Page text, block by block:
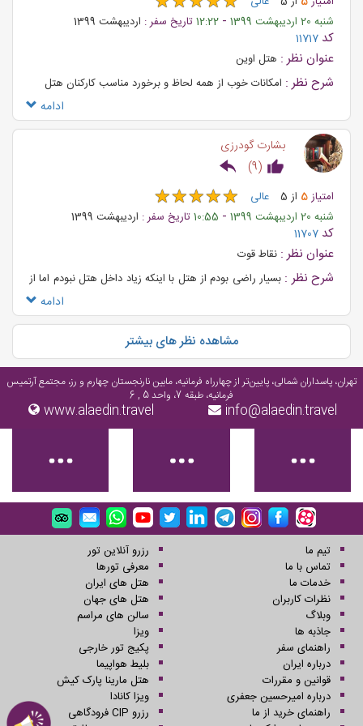
می‌توانید رزور خود را به صورت آنلاین در صفحه
رزرو هتل های داخلی
بگیرید و رزرو خود را به تیم رزرو هتل علاالدین تراول بسپارید و با
خیالی آسوده در پایتخت اقامت داشته باشید.
شنبه 20 اردیبهشت 1399 -
12:22تاریخ سفر : اردیبهشت 1399
کد 11717
عنوان نظر : هتل اوين
شرح نظر : امكانات خوب از همه لحاظ و برخورد مناسب كاركنان هتل
ادامه
بشارت گودرزی
(
9
)
امتیاز5 از 5 عالی ★★★★★
★★★★★
شنبه 20 اردیبهشت 1399 -
10:55تاریخ سفر : اردیبهشت 1399
کد 11707
عنوان نظر : نقاط قوت
شرح نظر : بسیار راضی بودم از هتل با اینکه زیاد داخل هتل نبودم اما از
نظر امکانات خوب بود رستوران و کافی شاپ ۲۴ ساعته بود بهترین نکته
مثبت تراس داشت فری اسموک بود برخورد پرسنل خوب بود
ادامه
مشاهده نظر های بیشتر
تهران، پاسداران شمالی، پایین‌تر از چهارراه فرمانیه، مابین نارنجستان چهارم و رز، مجتمع آرتمیس
فرمانیه، طبقه 7، واحد 5 , 6
info@alaedin.travel
www.alaedin.travel
تیم ما
تماس با ما
خدمات ما
نظرات کاربران
وبلاگ
جاذبه ها
راهنمای سفر
درباره ایران
قوانین و مقررات
درباره امیرحسین جعفری
راهنمای خرید از ما
رزرو آنلاین تور
معرفی تورها
هتل های ایران
هتل های جهان
سالن های مراسم
ویزا
پکیج تور خارجی
بلیط هواپیما
هتل مارینا پارک کیش
ویزا کانادا
رزرو CIP فرودگاهی